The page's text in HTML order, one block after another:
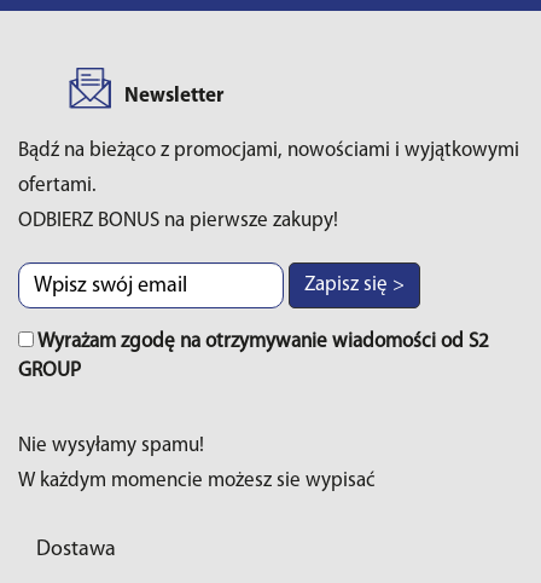
Newsletter
Bądź na bieżąco z promocjami, nowościami i wyjątkowymi
ofertami.
ODBIERZ BONUS na pierwsze zakupy!
Zapisz się >
Wyrażam zgodę na otrzymywanie wiadomości od S2
GROUP
Nie wysyłamy spamu!
W każdym momencie możesz sie wypisać
Dostawa